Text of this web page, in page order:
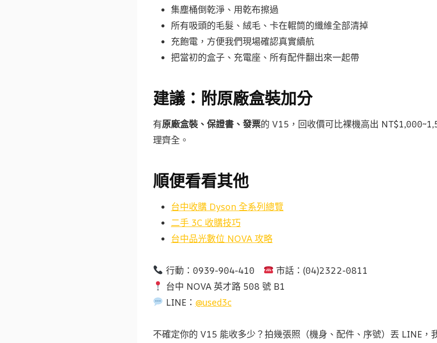
集塵桶倒乾淨、用乾布擦過
所有吸頭的毛髮、絨毛、卡在輥筒的纖維全部清掉
充飽電，方便我們現場確認真實續航
把當初的盒子、充電座、所有配件翻出來一起帶
建議：附原廠盒裝加分
有原廠盒裝、保證書、發票的 V15，回收價可比裸機高出
理齊全。
順便看看其他
台中收購 Dyson 全系列總覽
二手 3C 收購技巧
台中品光數位 NOVA 攻略
行動：0939-904-410
市話：(04)2322-0811
台中 NOVA 英才路 508 號 B1
LINE： @used3c
不確定你的 V15 能收多少？拍幾張照（機身、配件、序號）丟 LINE，